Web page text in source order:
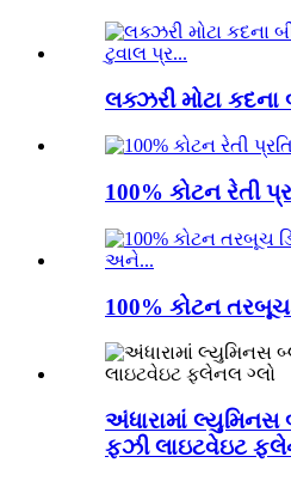
લક્ઝરી મોટા કદના
100% કોટન રેતી
100% કોટન તરબૂચ
અંધારામાં
ફઝી લાઇટવેઇટ